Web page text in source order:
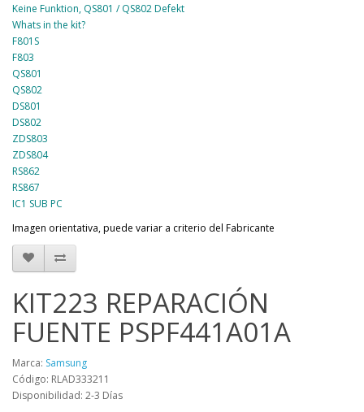
Keine Funktion, QS801 / QS802 Defekt
Whats in the kit?
F801S
F803
QS801
QS802
DS801
DS802
ZDS803
ZDS804
RS862
RS867
IC1 SUB PC
Imagen orientativa, puede variar a criterio del Fabricante
KIT223 REPARACIÓN
FUENTE PSPF441A01A
Marca: Samsung
Código: RLAD333211
Disponibilidad: 2-3 Días